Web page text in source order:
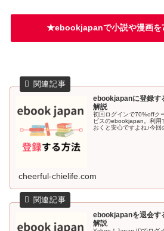
★ebookjapanで小説や漫画を
ebookjapanに登録す
解説
初回ログインで70%offク
ビスのebookjapan。利用
おくと安心ですよね♪今回
cheerful-chielife.com
ebookjapanを退会す
解説